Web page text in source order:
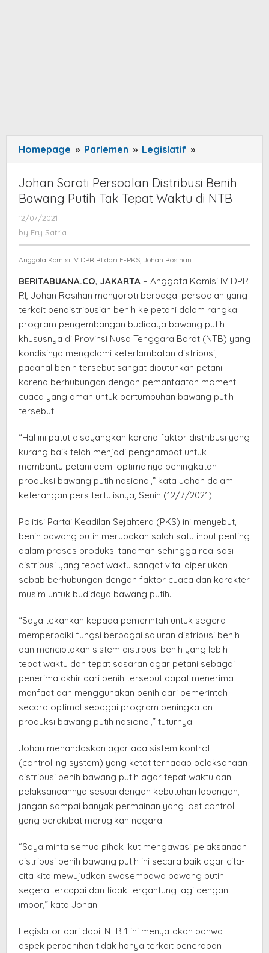
Homepage » Parlemen » Legislatif »
Soroti
Persoalan
Distribusi
Benih
Waktu
di
NTB
Johan Soroti Persoalan Distribusi Benih
Bawang Putih Tak Tepat Waktu di NTB
12/07/2021
Ery
by Ery Satria
Anggota Komisi IV DPR RI dari F-PKS, Johan Rosihan.
BERITABUANA.CO, JAKARTA – Anggota Komisi IV DPR
RI, Johan Rosihan menyoroti berbagai persoalan yang
terkait pendistribusian benih ke petani dalam rangka
program pengembangan budidaya bawang putih
khususnya di Provinsi Nusa Tenggara Barat (NTB) yang
kondisinya mengalami keterlambatan distribusi,
padahal benih tersebut sangat dibutuhkan petani
karena berhubungan dengan pemanfaatan moment
cuaca yang aman untuk pertumbuhan bawang putih
tersebut.
“Hal ini patut disayangkan karena faktor distribusi yang
kurang baik telah menjadi penghambat untuk
membantu petani demi optimalnya peningkatan
produksi bawang putih nasional,” kata Johan dalam
keterangan pers tertulisnya, Senin (12/7/2021).
Politisi Partai Keadilan Sejahtera (PKS) ini menyebut,
benih bawang putih merupakan salah satu input penting
dalam proses produksi tanaman sehingga realisasi
distribusi yang tepat waktu sangat vital diperlukan
sebab berhubungan dengan faktor cuaca dan karakter
musim untuk budidaya bawang putih.
“Saya tekankan kepada pemerintah untuk segera
memperbaiki fungsi berbagai saluran distribusi benih
dan menciptakan sistem distrbusi benih yang lebih
tepat waktu dan tepat sasaran agar petani sebagai
penerima akhir dari benih tersebut dapat menerima
manfaat dan menggunakan benih dari pemerintah
secara optimal sebagai program peningkatan
produksi bawang putih nasional,” tuturnya.
Johan menandaskan agar ada sistem kontrol
(controlling system) yang ketat terhadap pelaksanaan
distribusi benih bawang putih agar tepat waktu dan
pelaksanaannya sesuai dengan kebutuhan lapangan,
jangan sampai banyak permainan yang lost control
yang berakibat merugikan negara.
“Saya minta semua pihak ikut mengawasi pelaksanaan
distribusi benih bawang putih ini secara baik agar cita-
cita kita mewujudkan swasembawa bawang putih
segera tercapai dan tidak tergantung lagi dengan
impor,” kata Johan.
Legislator dari dapil NTB 1 ini menyatakan bahwa
aspek perbenihan tidak hanya terkait penerapan